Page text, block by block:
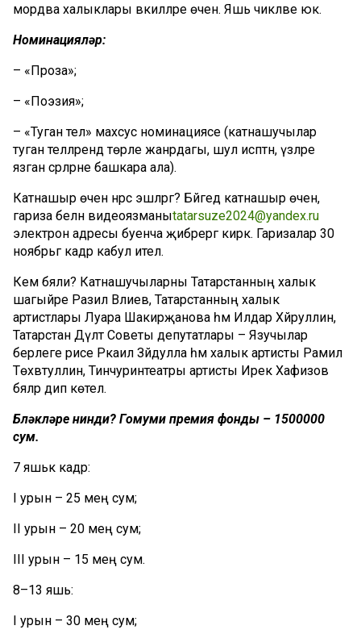
мордва халыклары вәкилләре өчен. Яшь чикләве юк.
Номинацияләр:
– «Проза»;
– «Поэзия»;
– «Туган тел» махсус номинациясе (катнашучылар
туган телләрендә төрле жанрдагы, шул исәптән, үзләре
язган әсәрләрне башкара ала).
Катнашыр өчен нәрсә эшләргә? Бәйгедә катнашыр өчен,
гариза белән видеоязманыtatarsuze2024@yandex.ru
электрон адресы буенча җибәрергә кирәк. Гаризалар 30
ноябрьгә кадәр кабул ителә.
Кем бәяли? Катнашучыларны Татарстанның халык
шагыйре Разил Вәлиев, Татарстанның халык
артистлары Луара Шакирҗанова һәм Илдар Хәйруллин,
Татарстан Дәүләт Советы депутатлары – Язучылар
берлеге рәисе Ркаил Зәйдулла һәм халык артисты Рамил
Төхвәтуллин, Тинчуринтеатры артисты Ирек Хафизов
бәяләр дип көтелә.
Бүләкләре нинди? Гомуми премия фонды – 1500000
сум.
7 яшькә кадәр:
I урын – 25 мең сум;
II урын – 20 мең сум;
III урын – 15 мең сум.
8–13 яшь:
I урын – 30 мең сум;